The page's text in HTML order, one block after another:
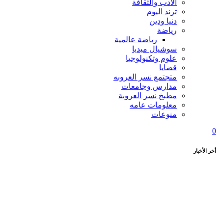
الادب والثقافة
ترند اليوم
دنيا ودين
رياضة
رياضة عالمية
سوشيال ميديا
علوم وتكنولوجيا
قضايا
متجتمع نسر العروبه
مدارس وجامعات
مطبخ نسر العروبة
معلومات عامه
منوعات
0
أخر الأخبار